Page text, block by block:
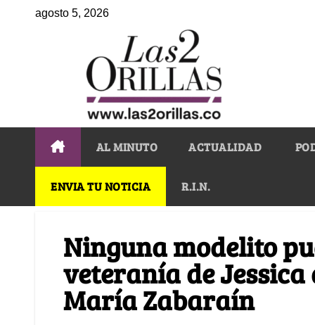
agosto 5, 2026
AL MINUTO ACTUALIDAD
ENVIA TU NOTICIA R.I.N.
Ninguna modelito
veteranía de Jessica
María Zabaraín